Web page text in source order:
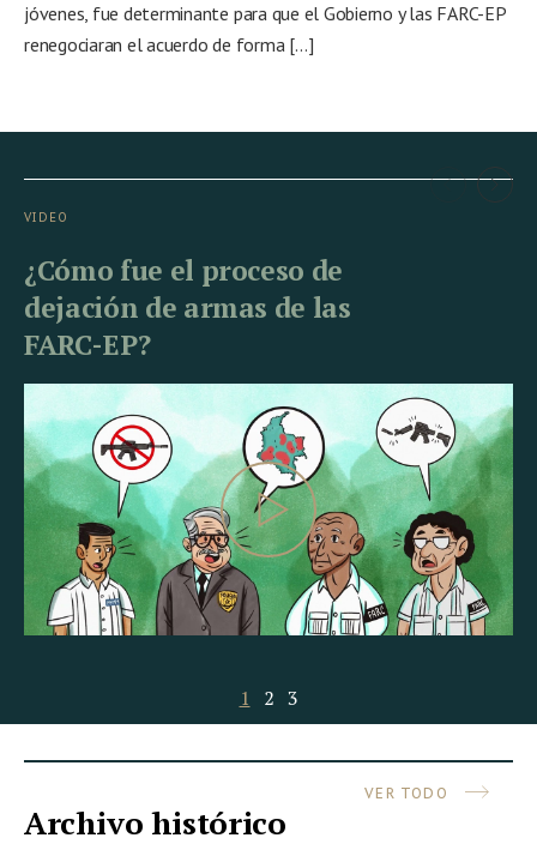
jóvenes, fue determinante para que el Gobierno y las FARC-EP
renegociaran el acuerdo de forma […]
VIDEO
¿Cómo fue el proceso de
dejación de armas de las
FARC-EP?
1 2 3
Archivo histórico
VER TODO